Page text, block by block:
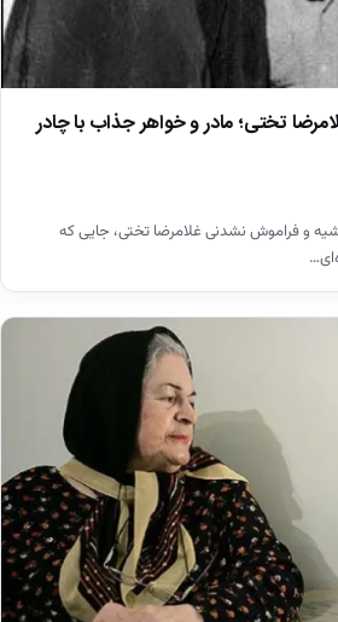
تختی؛ مادر و خواهر جذاب با چادر
و فراموش نشدنی غلامرضا تختی، جایی که